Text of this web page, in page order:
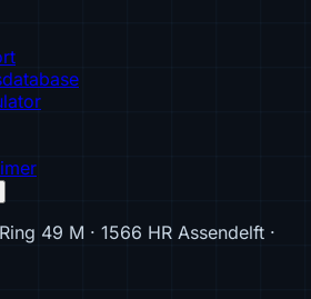
49 M · 1566 HR Assendelft ·